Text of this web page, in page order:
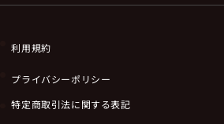
利用規約
プライバシーポリシー
特定商取引法に関する表記